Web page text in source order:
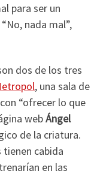
para ser un
nada mal”,
dos de los tres
, una sala de
“ofrecer lo que
webÁngel
de la criatura.
tienen cabida
en las